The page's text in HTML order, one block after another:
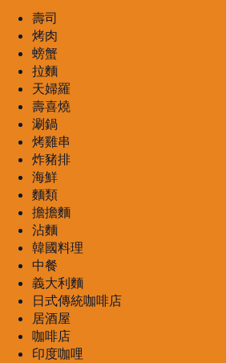
壽司
烤肉
螃蟹
拉麵
天婦羅
壽喜燒
涮鍋
烤雞串
炸豬排
海鮮
麵類
擔擔麵
沾麵
韓國料理
中餐
義大利麵
日式傳統咖啡店
居酒屋
咖啡店
印度咖哩